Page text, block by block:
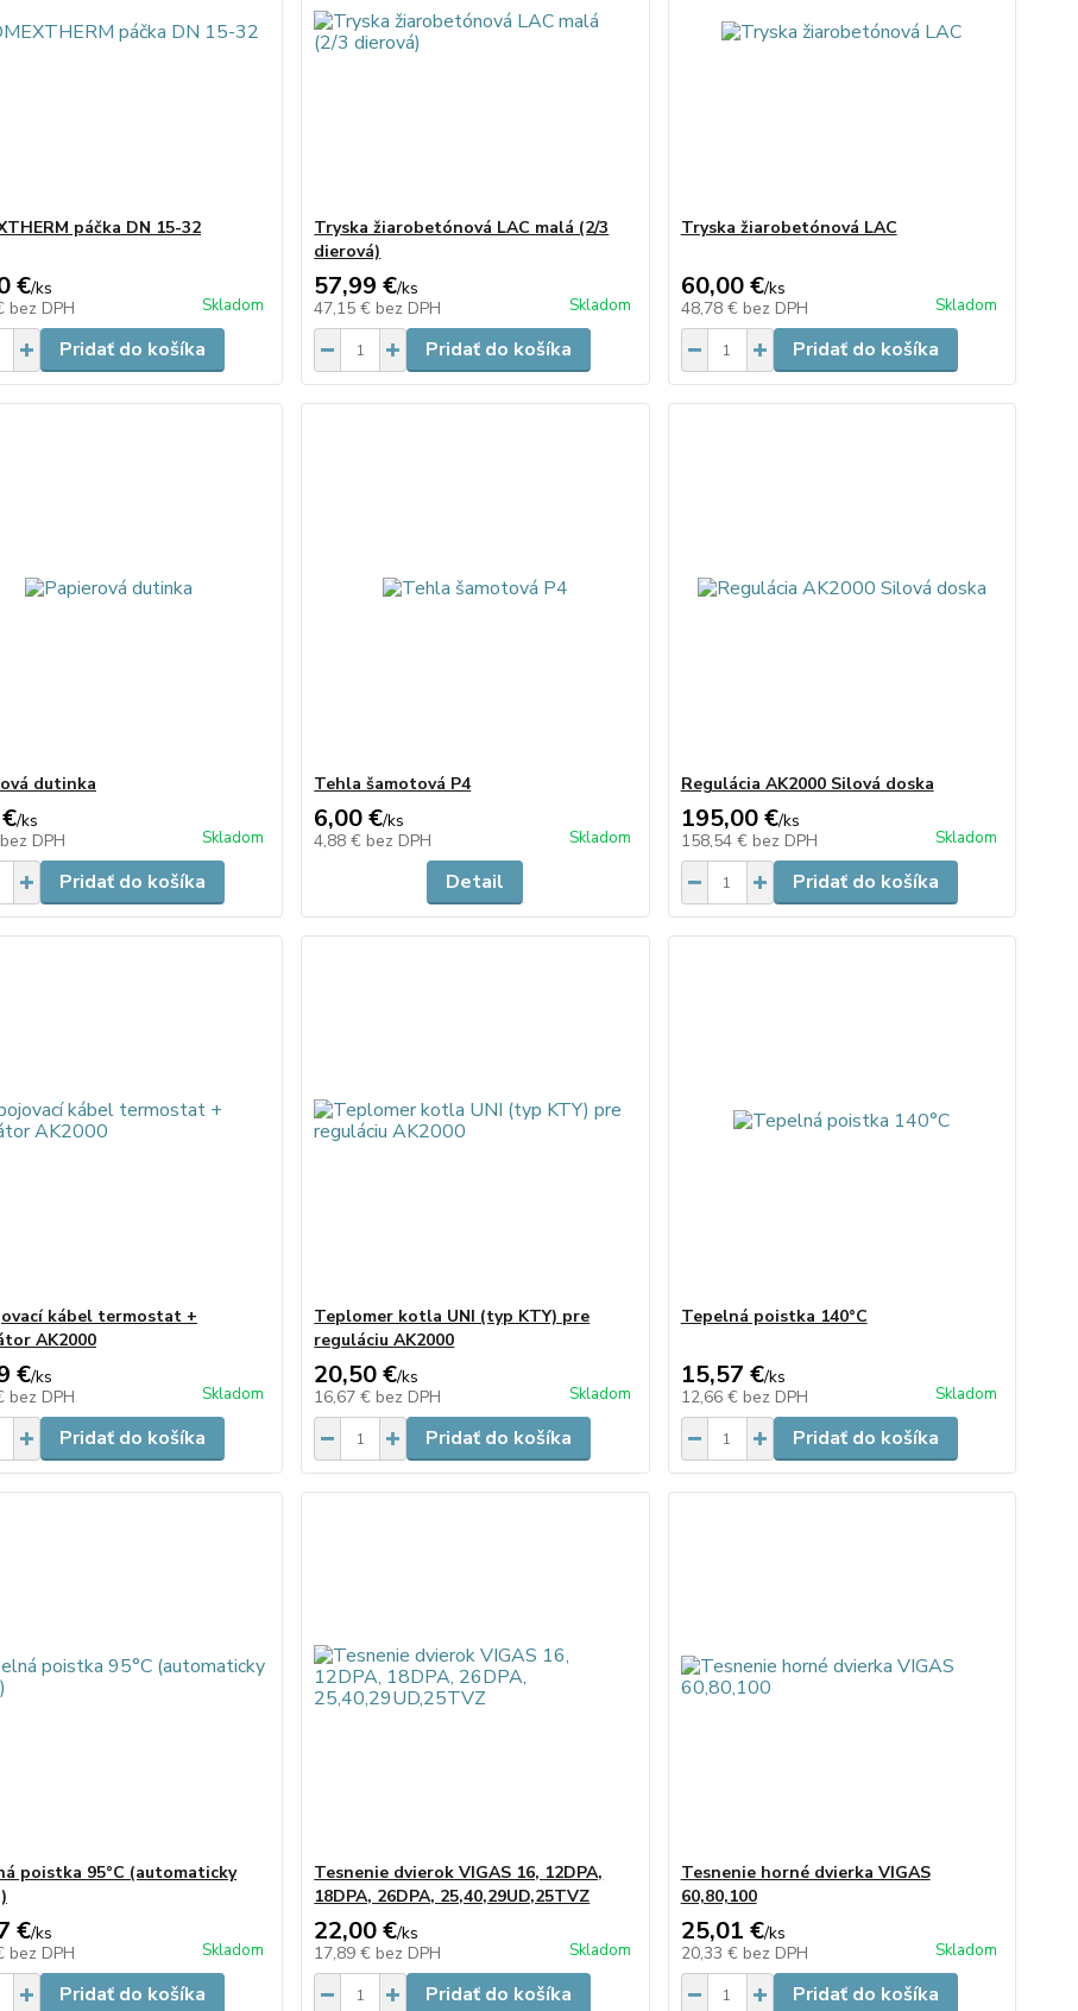
páčka DN 15-32
€/ks
bez DPH Skladom
Pridať do košíka
Tryska žiarobetónová LAC malá (2/3
dierová)
57,99 €/ks
47,15 € bez DPH Skladom
Pridať do košíka
Tryska žiarobetónová LAC
60,00 €/ks
48,78 € bez DPH Skladom
Pridať do košíka
dutinka
/ks
bez DPH Skladom
Pridať do košíka
Tehla šamotová P4
6,00 €/ks
4,88 € bez DPH Skladom
Detail
Regulácia AK2000 Silová doska
195,00 €/ks
158,54 € bez DPH Skladom
Pridať do košíka
kábel termostat +
AK2000
€/ks
bez DPH Skladom
Pridať do košíka
Teplomer kotla UNI (typ KTY) pre
reguláciu AK2000
20,50 €/ks
16,67 € bez DPH Skladom
Pridať do košíka
Tepelná poistka 140°C
15,57 €/ks
12,66 € bez DPH Skladom
Pridať do košíka
poistka 95°C (automaticky
€/ks
bez DPH Skladom
Pridať do košíka
Tesnenie dvierok VIGAS 16, 12DPA,
18DPA, 26DPA, 25,40,29UD,25TVZ
22,00 €/ks
17,89 € bez DPH Skladom
Pridať do košíka
Tesnenie horné dvierka VIGAS
60,80,100
25,01 €/ks
20,33 € bez DPH Skladom
Pridať do košíka